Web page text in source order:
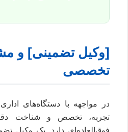
[وکیل تضمینی] و
تخصصی
در مواجهه با دستگاه‌های
تجربه، تخصص و شناخت
فوق‌العاده‌ای دارد. یک وکیل